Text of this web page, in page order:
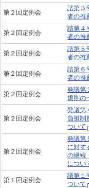
第２回定例会
諮第３
者の推
第２回定例会
諮第４
者の推
第２回定例会
諮第５
者の推
第２回定例会
諮第６
者の推
第２回定例会
発議第
規則の
第２回定例会
発議第
負担制
ついて
第２回定例会
発議第
に対す
の継続
につい
第１回定例会
議第１
ついて